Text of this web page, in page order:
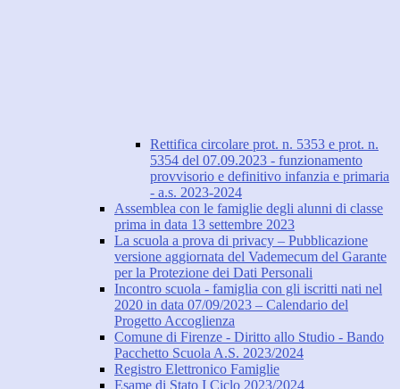
Rettifica circolare prot. n. 5353 e prot. n.
5354 del 07.09.2023 - funzionamento
provvisorio e definitivo infanzia e primaria
- a.s. 2023-2024
Assemblea con le famiglie degli alunni di classe
prima in data 13 settembre 2023
La scuola a prova di privacy – Pubblicazione
versione aggiornata del Vademecum del Garante
per la Protezione dei Dati Personali
Incontro scuola - famiglia con gli iscritti nati nel
2020 in data 07/09/2023 – Calendario del
Progetto Accoglienza
Comune di Firenze - Diritto allo Studio - Bando
Pacchetto Scuola A.S. 2023/2024
Registro Elettronico Famiglie
Esame di Stato I Ciclo 2023/2024